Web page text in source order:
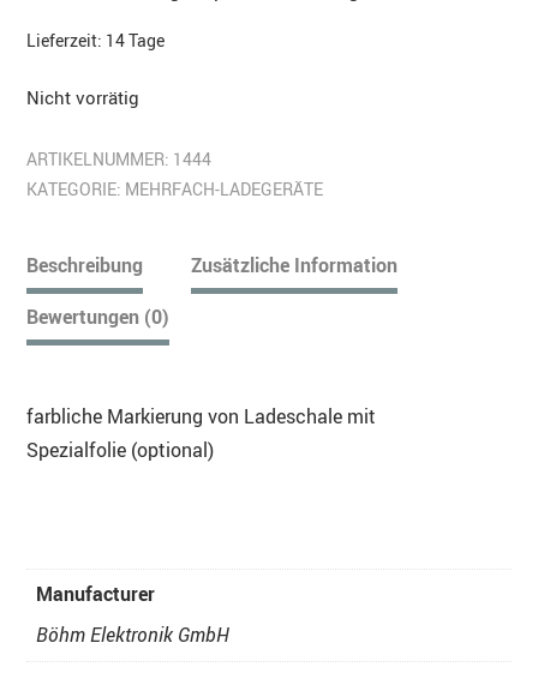
Lieferzeit: 14 Tage
Nicht vorrätig
ARTIKELNUMMER: 1444
KATEGORIE: MEHRFACH-LADEGERÄTE
Beschreibung
Zusätzliche Information
Bewertungen (0)
farbliche Markierung von Ladeschale mit
Spezialfolie (optional)
Manufacturer
Böhm Elektronik GmbH